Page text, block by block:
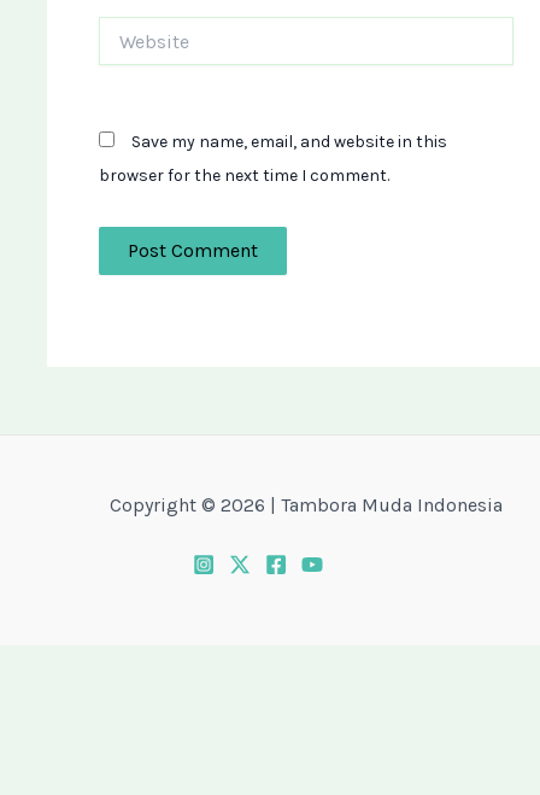
Save my name, email, and website in this
browser for the next time I comment.
Copyright © 2026 | Tambora Muda Indonesia